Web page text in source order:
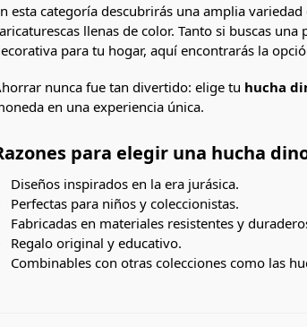
esta categoría descubrirás una amplia
llenas de color. Tanto si buscas
para tu hogar, aquí encontrarás la
nunca fue tan divertido: elige tu hucha
en una experiencia única.
para elegir una hucha
Diseños inspirados en la era jurásica.
Perfectas para niños y coleccionistas.
Fabricadas en materiales resistentes y
Regalo original y educativo.
Combinables con otras colecciones como las